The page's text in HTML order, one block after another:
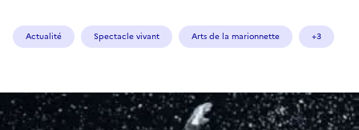
Actualité Spectacle vivant Arts de la marionnette +3